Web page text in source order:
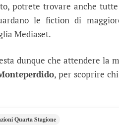
potrete trovare anche
le fiction di
Mediaset.
dunque che attendere la
, per scoprire
Quarta Stagione